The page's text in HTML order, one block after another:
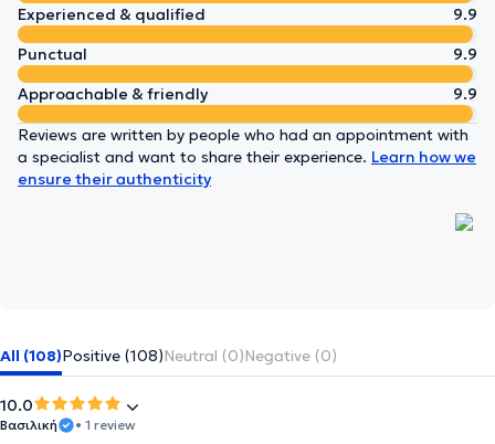
Experienced & qualified
9.9
Punctual
9.9
Approachable & friendly
9.9
Reviews are written by people who had an appointment with
a specialist and want to share their experience. Learn how we
ensure their authenticity
All (108)Positive (108)Neutral (0)Negative (0)
10.0
Βασιλική • 1 review